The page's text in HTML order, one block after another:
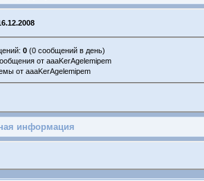
0(0 сообщений в день)
от aaaKerAgelemipem
от aaaKerAgelemipem
информация